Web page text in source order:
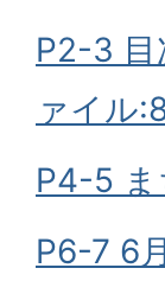
P2-3 目
ァイル
P4-5 ま
P6-7 6